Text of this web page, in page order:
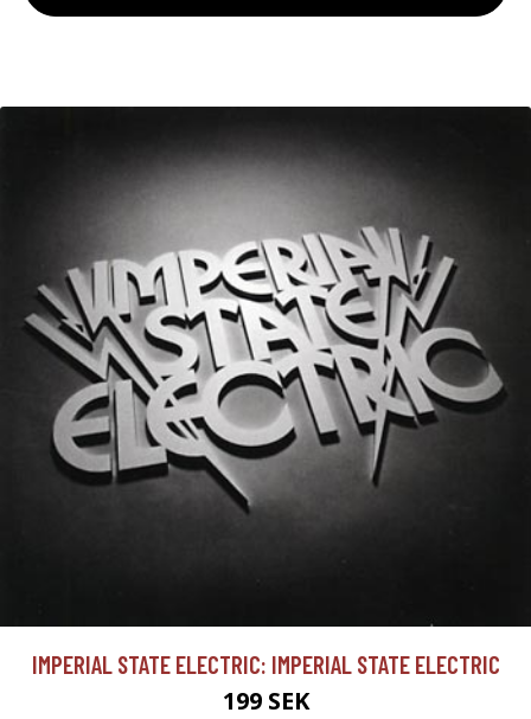
IMPERIAL STATE ELECTRIC: IMPERIAL STATE ELECTRIC
199 SEK